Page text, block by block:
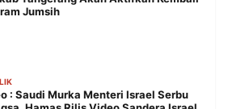
Jumsih
: Saudi Murka Menteri Israel Serbu